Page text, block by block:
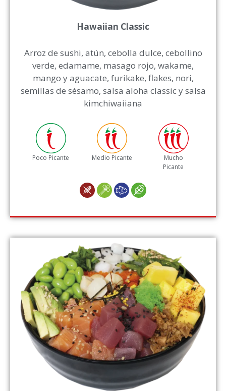
Hawaiian Classic
Arroz de sushi, atún, cebolla dulce, cebollino
verde, edamame, masago rojo, wakame,
mango y aguacate, furikake, flakes, nori,
semillas de sésamo, salsa aloha classic y salsa
kimchiwaiiana
Poco Picante Medio Picante
Mucho
Picante